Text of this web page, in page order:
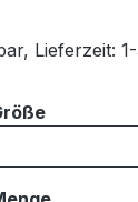
Lieferzeit: 1-
auswählen